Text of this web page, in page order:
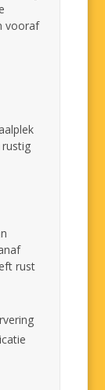
vooraf
rust